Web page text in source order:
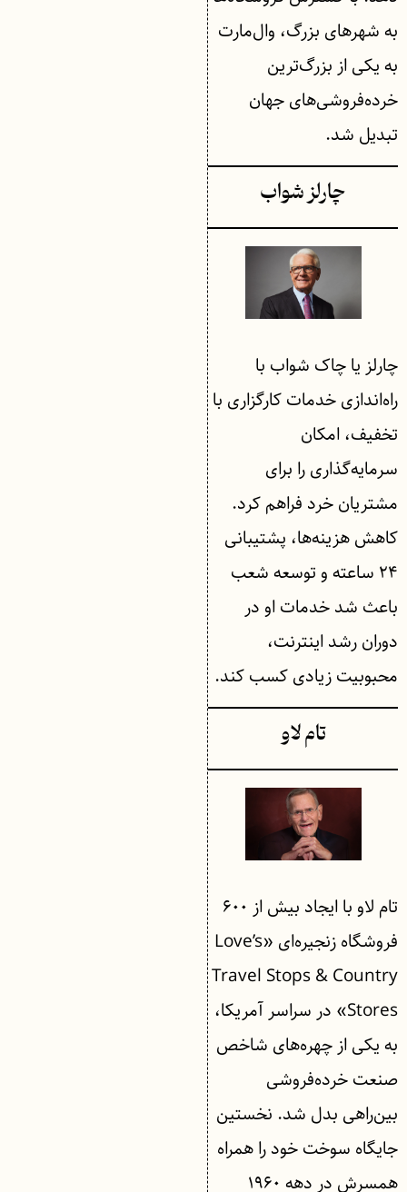
به شهرهای بزرگ، وال‌مارت
به یکی از بزرگ‌ترین
خرده‌فروشی‌های جهان
تبدیل شد.
چارلز شواب
چارلز یا چاک شواب با
راه‌اندازی خدمات کارگزاری با
تخفیف، امکان
سرمایه‌گذاری را برای
مشتریان خرد فراهم کرد.
کاهش هزینه‌ها، پشتیبانی
۲۴ ساعته و توسعه شعب
باعث شد خدمات او در
دوران رشد اینترنت،
محبوبیت زیادی کسب کند.
تام لاو
تام لاو با ایجاد بیش از ۶۰۰
فروشگاه زنجیره‌ای «Love’s
Travel Stops & Country
Stores» در سراسر آمریکا،
به یکی از چهره‌های شاخص
صنعت خرده‌فروشی
بین‌راهی بدل شد. نخستین
جایگاه سوخت خود را همراه
همسرش در دهه ۱۹۶۰